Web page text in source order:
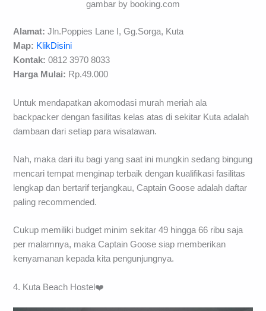
gambar by booking.com
Alamat: Jln.Poppies Lane I, Gg.Sorga, Kuta
Map: KlikDisini
Kontak: 0812 3970 8033
Harga Mulai: Rp.49.000
Untuk mendapatkan akomodasi murah meriah ala
backpacker dengan fasilitas kelas atas di sekitar Kuta adalah
dambaan dari setiap para wisatawan.
Nah, maka dari itu bagi yang saat ini mungkin sedang bingung
mencari tempat menginap terbaik dengan kualifikasi fasilitas
lengkap dan bertarif terjangkau, Captain Goose adalah daftar
paling recommended.
Cukup memiliki budget minim sekitar 49 hingga 66 ribu saja
per malamnya, maka Captain Goose siap memberikan
kenyamanan kepada kita pengunjungnya.
4. Kuta Beach Hostel❤️